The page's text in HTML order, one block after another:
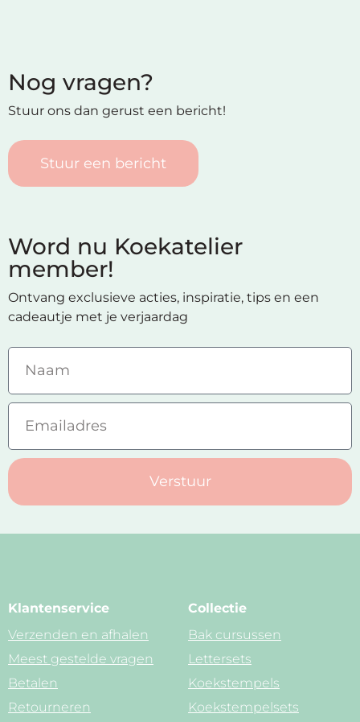
Nog vragen?
Stuur ons dan gerust een bericht!
Stuur een bericht
Word nu Koekatelier
member!
Ontvang exclusieve acties, inspiratie, tips en een
cadeautje met je verjaardag
Verstuur
Klantenservice
Verzenden en afhalen
Meest gestelde vragen
Betalen
Retourneren
Collectie
Bak cursussen
Lettersets
Koekstempels
Koekstempelsets